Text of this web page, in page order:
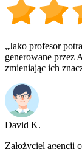
„Jako profesor
generowane przez
zmieniając ich
David K.
Założyciel agencji